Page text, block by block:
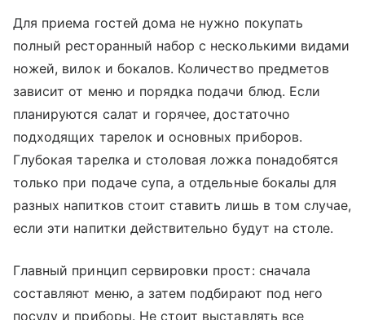
Для приема гостей дома не нужно покупать
полный ресторанный набор с несколькими видами
ножей, вилок и бокалов. Количество предметов
зависит от меню и порядка подачи блюд. Если
планируются салат и горячее, достаточно
подходящих тарелок и основных приборов.
Глубокая тарелка и столовая ложка понадобятся
только при подаче супа, а отдельные бокалы для
разных напитков стоит ставить лишь в том случае,
если эти напитки действительно будут на столе.
Главный принцип сервировки прост: сначала
составляют меню, а затем подбирают под него
посуду и приборы. Не стоит выставлять все